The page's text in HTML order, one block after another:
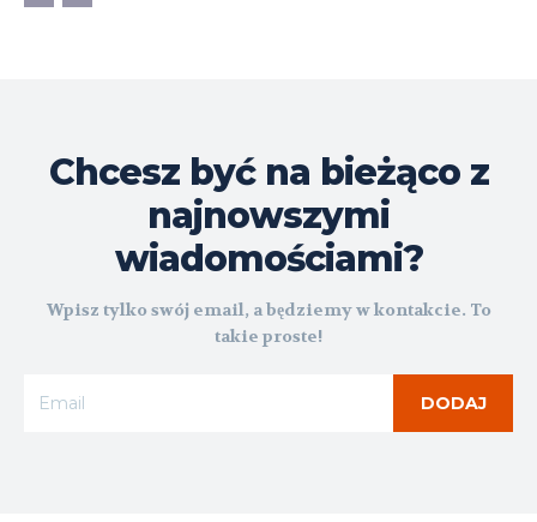
Chcesz być na bieżąco z
najnowszymi
wiadomościami?
Wpisz tylko swój email, a będziemy w kontakcie. To
takie proste!
DODAJ